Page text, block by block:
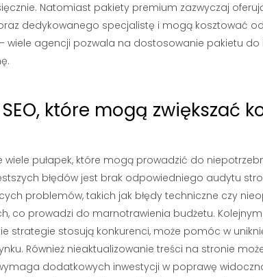
Natomiast pakiety premium zazwyczaj
dedykowanego specjalistę i mogą kosztować od
wiele agencji pozwala na dostosowanie pakietu
które mogą zwiększać
pułapek, które mogą prowadzić do
błędów jest brak odpowiedniego audytu
problemów, takich jak błędy techniczne czy
co prowadzi do marnotrawienia budżetu.
strategie stosują konkurenci, może pomóc w
Również nieaktualizowanie treści na stronie
dodatkowych inwestycji w poprawę